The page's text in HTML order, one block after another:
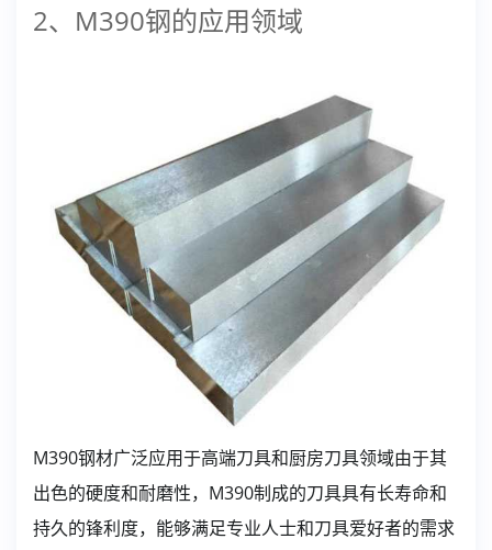
2、M390钢的应用领域
M390钢材广泛应用于高端刀具和厨房刀具领域由于其
出色的硬度和耐磨性，M390制成的刀具具有长寿命和
持久的锋利度，能够满足专业人士和刀具爱好者的需求